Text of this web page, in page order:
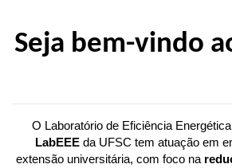
Seja bem-vindo
LabEEE da UFSC tem atuação em
extensão universitária, com foco na